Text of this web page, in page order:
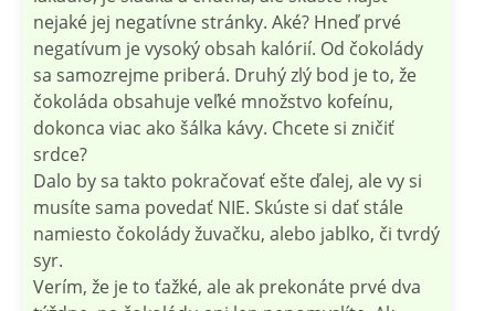
nejaké jej negatívne stránky. Aké? Hneď prvé
negatívum je vysoký obsah kalórií. Od čokolády
sa samozrejme priberá. Druhý zlý bod je to, že
čokoláda obsahuje veľké množstvo kofeínu,
dokonca viac ako šálka kávy. Chcete si zničiť
srdce?
Dalo by sa takto pokračovať ešte ďalej, ale vy si
musíte sama povedať NIE. Skúste si dať stále
namiesto čokolády žuvačku, alebo jablko, či tvrdý
syr.
Verím, že je to ťažké, ale ak prekonáte prvé dva